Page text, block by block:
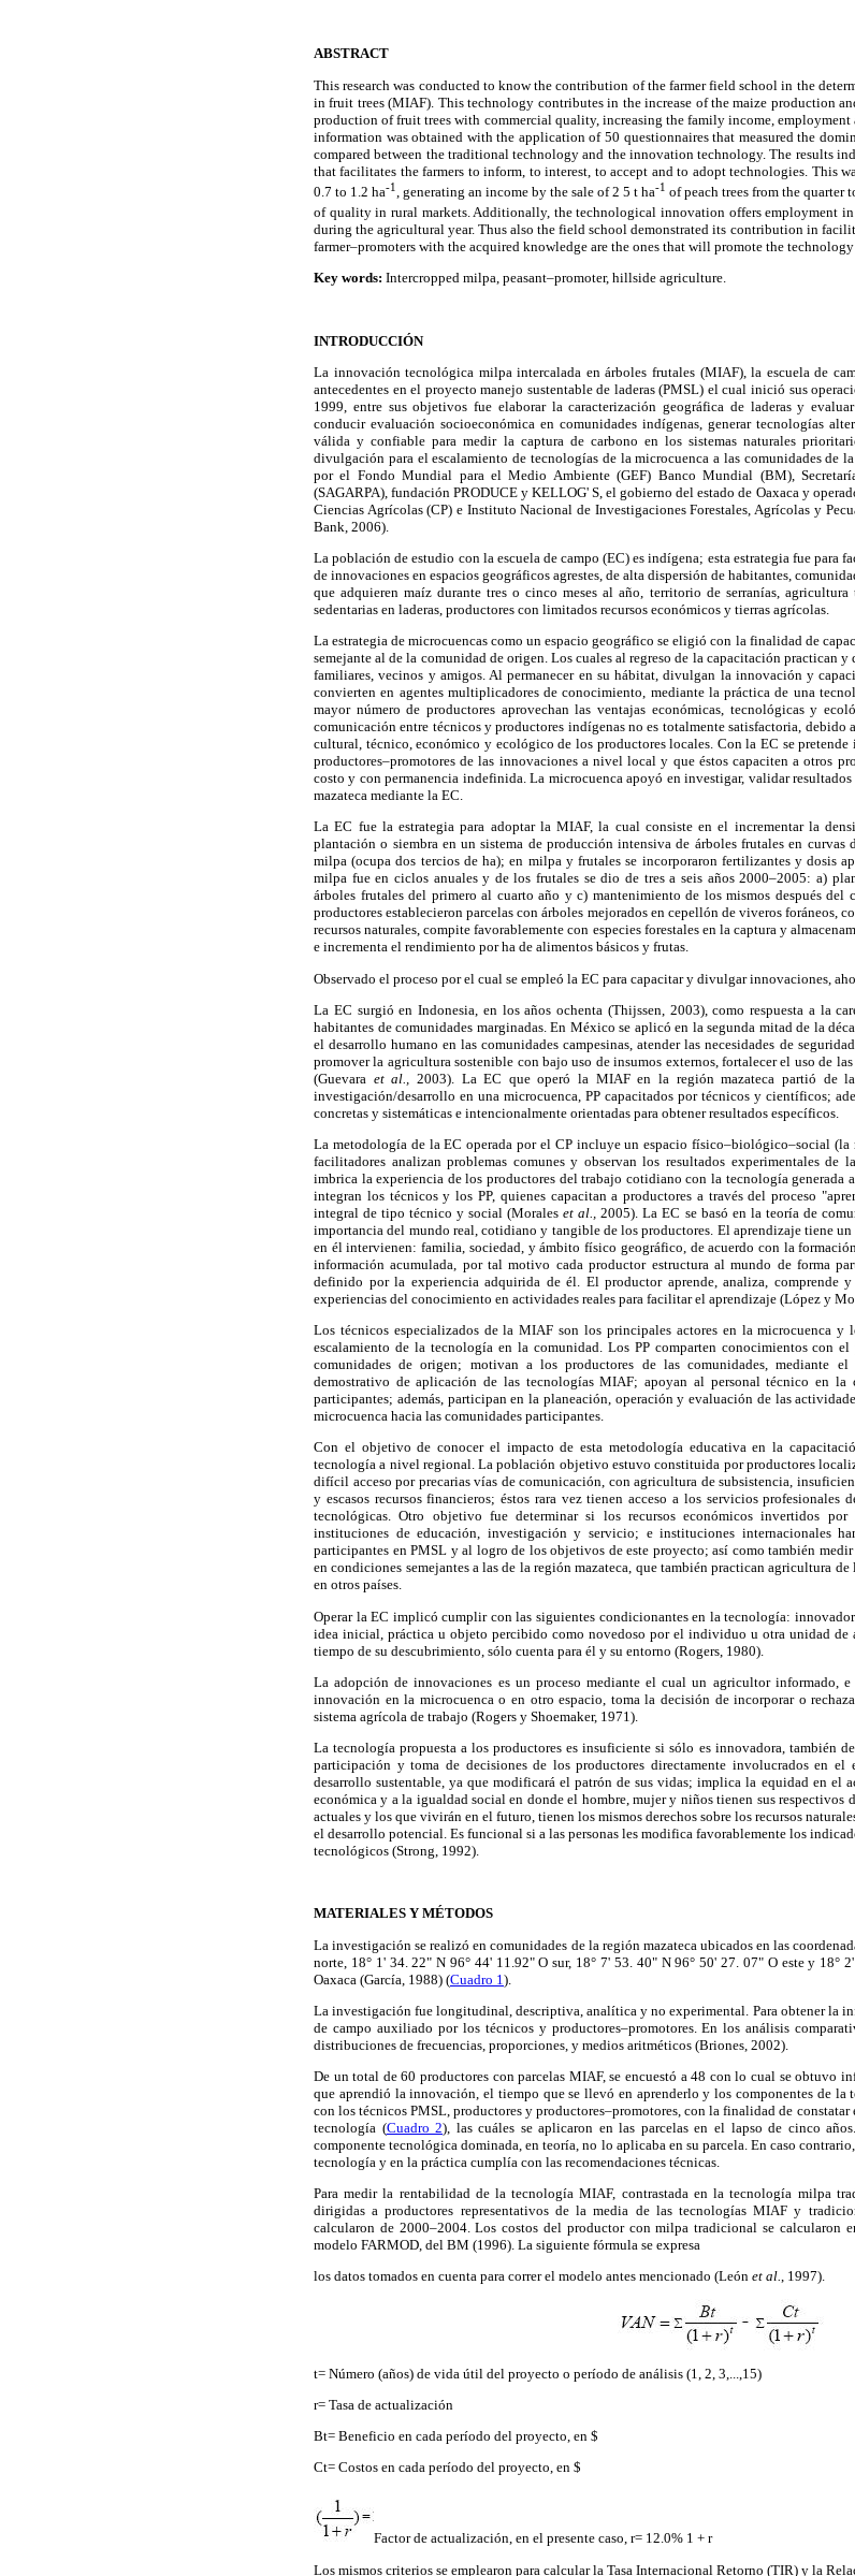
ABSTRACT
This research was conducted to know the contribution of the farmer field school in the
in fruit trees (MIAF). This technology contributes in the increase of the maize production
production of fruit trees with commercial quality, increasing the family income,
information was obtained with the application of 50 questionnaires that measured the
compared between the traditional technology and the innovation technology. The results
that facilitates the farmers to inform, to interest, to accept and to adopt technologies. This
0.7 to 1.2 ha-1 , generating an income by the sale of 2 5 t ha-1 of peach trees from the quarter
of quality in rural markets. Additionally, the technological innovation offers employment in
during the agricultural year. Thus also the field school demonstrated its contribution in
farmer–promoters with the acquired knowledge are the ones that will promote the
Key words: Intercropped milpa, peasant–promoter, hillside agriculture.
INTRODUCCIÓN
La innovación tecnológica milpa intercalada en árboles frutales (MIAF), la escuela de
antecedentes en el proyecto manejo sustentable de laderas (PMSL) el cual inició sus
1999, entre sus objetivos fue elaborar la caracterización geográfica de laderas y
conducir evaluación socioeconómica en comunidades indígenas, generar tecnologías
válida y confiable para medir la captura de carbono en los sistemas naturales
divulgación para el escalamiento de tecnologías de la microcuenca a las comunidades de
por el Fondo Mundial para el Medio Ambiente (GEF) Banco Mundial (BM),
(SAGARPA), fundación PRODUCE y KELLOG' S, el gobierno del estado de Oaxaca y
Ciencias Agrícolas (CP) e Instituto Nacional de Investigaciones Forestales, Agrícolas y
Bank, 2006).
La población de estudio con la escuela de campo (EC) es indígena; esta estrategia fue
de innovaciones en espacios geográficos agrestes, de alta dispersión de habitantes,
que adquieren maíz durante tres o cinco meses al año, territorio de serranías,
sedentarias en laderas, productores con limitados recursos económicos y tierras agrícolas.
La estrategia de microcuencas como un espacio geográfico se eligió con la finalidad de
semejante al de la comunidad de origen. Los cuales al regreso de la capacitación practican
familiares, vecinos y amigos. Al permanecer en su hábitat, divulgan la innovación y
convierten en agentes multiplicadores de conocimiento, mediante la práctica de una
mayor número de productores aprovechan las ventajas económicas, tecnológicas y
comunicación entre técnicos y productores indígenas no es totalmente satisfactoria, debido
cultural, técnico, económico y ecológico de los productores locales. Con la EC se
productores–promotores de las innovaciones a nivel local y que éstos capaciten a otros
costo y con permanencia indefinida. La microcuenca apoyó en investigar, validar
mazateca mediante la EC.
La EC fue la estrategia para adoptar la MIAF, la cual consiste en el incrementar la
plantación o siembra en un sistema de producción intensiva de árboles frutales en
milpa (ocupa dos tercios de ha); en milpa y frutales se incorporaron fertilizantes y dosis
milpa fue en ciclos anuales y de los frutales se dio de tres a seis años 2000–2005: a)
árboles frutales del primero al cuarto año y c) mantenimiento de los mismos después del
productores establecieron parcelas con árboles mejorados en cepellón de viveros foráneos,
recursos naturales, compite favorablemente con especies forestales en la captura y
e incrementa el rendimiento por ha de alimentos básicos y frutas.
Observado el proceso por el cual se empleó la EC para capacitar y divulgar innovaciones,
La EC surgió en Indonesia, en los años ochenta (Thijssen, 2003), como respuesta a la
habitantes de comunidades marginadas. En México se aplicó en la segunda mitad de la
el desarrollo humano en las comunidades campesinas, atender las necesidades de
promover la agricultura sostenible con bajo uso de insumos externos, fortalecer el uso de
(Guevara et al., 2003). La EC que operó la MIAF en la región mazateca partió de
investigación/desarrollo en una microcuenca, PP capacitados por técnicos y científicos;
concretas y sistemáticas e intencionalmente orientadas para obtener resultados específicos.
La metodología de la EC operada por el CP incluye un espacio físico–biológico–social (la
facilitadores analizan problemas comunes y observan los resultados experimentales de
imbrica la experiencia de los productores del trabajo cotidiano con la tecnología generada
integran los técnicos y los PP, quienes capacitan a productores a través del proceso
integral de tipo técnico y social (Moraleset al.,2005). La EC se basó en la teoría de
importancia del mundo real, cotidiano y tangible de los productores. El aprendizaje tiene
en él intervienen: familia, sociedad, y ámbito físico geográfico, de acuerdo con la
información acumulada, por tal motivo cada productor estructura al mundo de forma
definido por la experiencia adquirida de él. El productor aprende, analiza, comprende
experiencias del conocimiento en actividades reales para facilitar el aprendizaje (López y
Los técnicos especializados de la MIAF son los principales actores en la microcuenca y
escalamiento de la tecnología en la comunidad. Los PP comparten conocimientos con
comunidades de origen; motivan a los productores de las comunidades, mediante
demostrativo de aplicación de las tecnologías MIAF; apoyan al personal técnico en la
participantes; además, participan en la planeación, operación y evaluación de las
microcuenca hacia las comunidades participantes.
Con el objetivo de conocer el impacto de esta metodología educativa en la
tecnología a nivel regional. La población objetivo estuvo constituida por productores
difícil acceso por precarias vías de comunicación, con agricultura de subsistencia,
y escasos recursos financieros; éstos rara vez tienen acceso a los servicios
tecnológicas. Otro objetivo fue determinar si los recursos económicos invertidos
instituciones de educación, investigación y servicio; e instituciones internacionales
participantes en PMSL y al logro de los objetivos de este proyecto; así como también
en condiciones semejantes a las de la región mazateca, que también practican agricultura
en otros países.
Operar la EC implicó cumplir con las siguientes condicionantes en la tecnología:
idea inicial, práctica u objeto percibido como novedoso por el individuo u otra unidad de
tiempo de su descubrimiento, sólo cuenta para él y su entorno (Rogers, 1980).
La adopción de innovaciones es un proceso mediante el cual un agricultor informado,
innovación en la microcuenca o en otro espacio, toma la decisión de incorporar o
sistema agrícola de trabajo (Rogers y Shoemaker, 1971).
La tecnología propuesta a los productores es insuficiente si sólo es innovadora, también
participación y toma de decisiones de los productores directamente involucrados en el
desarrollo sustentable, ya que modificará el patrón de sus vidas; implica la equidad en el
económica y a la igualdad social en donde el hombre, mujer y niños tienen sus respectivos
actuales y los que vivirán en el futuro, tienen los mismos derechos sobre los recursos
el desarrollo potencial. Es funcional si a las personas les modifica favorablemente los
tecnológicos (Strong, 1992).
MATERIALES Y MÉTODOS
La investigación se realizó en comunidades de la región mazateca ubicados en las
norte, 18° 1' 34. 22" N 96° 44' 11.92" O sur, 18° 7' 53. 40" N 96° 50' 27. 07" O este y 18°
Oaxaca (García, 1988) (Cuadro 1 ).
La investigación fue longitudinal, descriptiva, analítica y no experimental. Para obtener la
de campo auxiliado por los técnicos y productores–promotores. En los análisis
distribuciones de frecuencias, proporciones, y medios aritméticos (Briones, 2002).
De un total de 60 productores con parcelas MIAF, se encuestó a 48 con lo cual se obtuvo
que aprendió la innovación, el tiempo que se llevó en aprenderlo y los componentes de la
con los técnicos PMSL, productores y productores–promotores, con la finalidad de
tecnología (Cuadro 2), las cuáles se aplicaron en las parcelas en el lapso de cinco
componente tecnológica dominada, en teoría, no lo aplicaba en su parcela. En caso
tecnología y en la práctica cumplía con las recomendaciones técnicas.
Para medir la rentabilidad de la tecnología MIAF, contrastada en la tecnología milpa
dirigidas a productores representativos de la media de las tecnologías MIAF y
calcularon de 2000–2004. Los costos del productor con milpa tradicional se calcularon
modelo FARMOD, del BM (1996). La siguiente fórmula se expresa
los datos tomados en cuenta para correr el modelo antes mencionado (León et al., 1997).
t= Número (años) de vida útil del proyecto o período de análisis (1, 2, 3,...,15)
r= Tasa de actualización
Bt= Beneficio en cada período del proyecto, en $
Ct= Costos en cada período del proyecto, en $
Factor de actualización, en el presente caso, r= 12.0% 1 + r
Los mismos criterios se emplearon para calcular la Tasa Internacional Retorno (TIR) y la